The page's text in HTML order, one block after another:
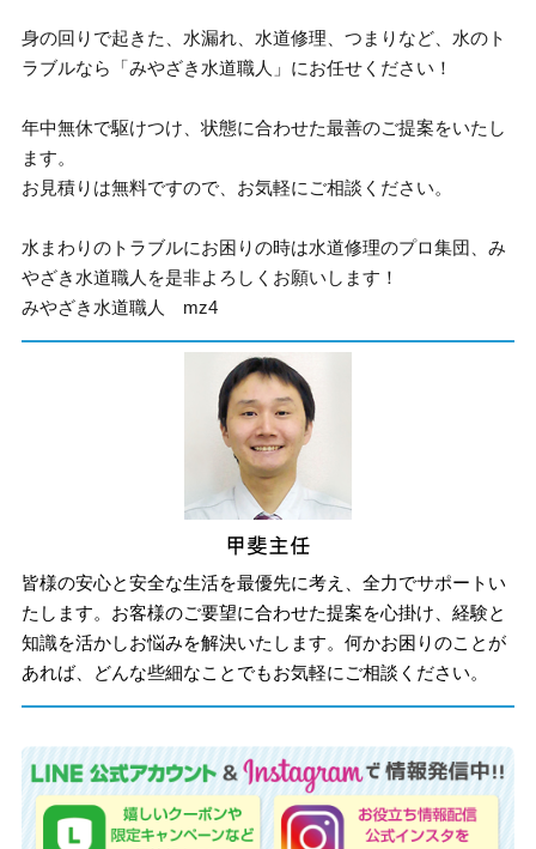
身の回りで起きた、水漏れ、水道修理、つまりなど、水のト
ラブルなら「みやざき水道職人」にお任せください！
年中無休で駆けつけ、状態に合わせた最善のご提案をいたし
ます。
お見積りは無料ですので、お気軽にご相談ください。
水まわりのトラブルにお困りの時は水道修理のプロ集団、み
やざき水道職人を是非よろしくお願いします！
みやざき水道職人 mz4
皆様の安心と安全な生活を最優先に考え、全力でサポートい
たします。お客様のご要望に合わせた提案を心掛け、経験と
知識を活かしお悩みを解決いたします。何かお困りのことが
あれば、どんな些細なことでもお気軽にご相談ください。